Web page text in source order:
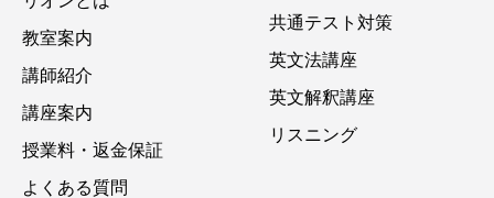
教室案内
講師紹介
講座案内
授業料・返金保証
よくある質問
共通テスト対策
英文法講座
英文解釈講座
リスニング